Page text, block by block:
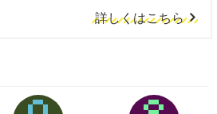
詳しくはこちら